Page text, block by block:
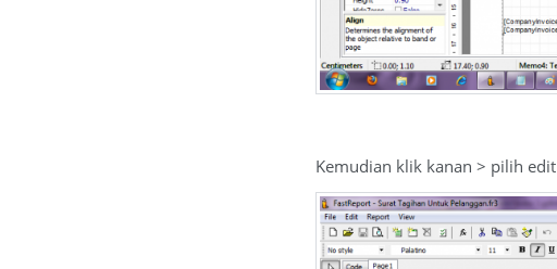
Kemudian klik kanan > pilih edit